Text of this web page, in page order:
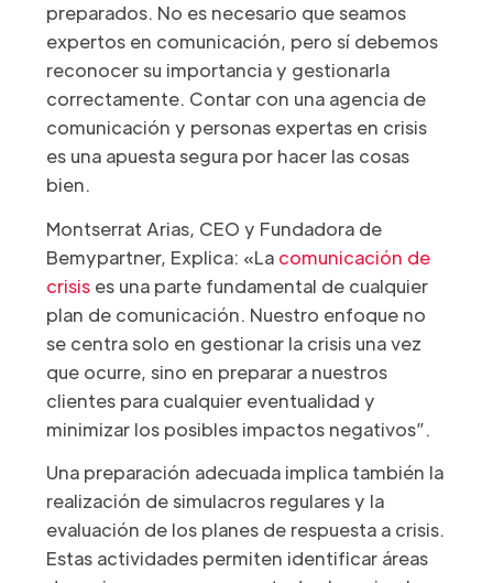
preparados. No es necesario que seamos
expertos en comunicación, pero sí debemos
reconocer su importancia y gestionarla
correctamente. Contar con una agencia de
comunicación y personas expertas en crisis
es una apuesta segura por hacer las cosas
bien.
Montserrat Arias, CEO y Fundadora de
Bemypartner, Explica: «La comunicación de
crisises una parte fundamental de cualquier
plan de comunicación. Nuestro enfoque no
se centra solo en gestionar la crisis una vez
que ocurre, sino en preparar a nuestros
clientes para cualquier eventualidad y
minimizar los posibles impactos negativos”.
Una preparación adecuada implica también la
realización de simulacros regulares y la
evaluación de los planes de respuesta a crisis.
Estas actividades permiten identificar áreas